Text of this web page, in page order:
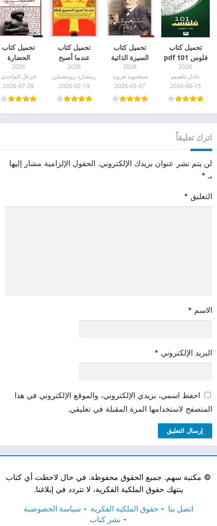
تحميل كتاب
فلوس 101 pdf
2026
عادل باهميم
2026-06-15
تحميل كتاب
السيرة الذاتية
pdf
2026
سيغموند فرويد
2026-05-07
تحميل كتاب
عندما أصبح
المسيح إلها pdf
2026
ريتشارد روبنشتاين
2026-02-19
تحميل كتاب
الحضارة
السومرية pdf
2026
خزعل الماجدي
2026-07-28
اترك تعليقاً
لن يتم نشر عنوان بريدك الإلكتروني. الحقول الإلزامية مشار إليها
بـ *
التعليق *
الاسم *
البريد الإلكتروني *
احفظ اسمي، بريدي الإلكتروني، والموقع الإلكتروني في هذا
المتصفح لاستخدامها المرة المقبلة في تعليقي.
© مكتبة سهم. جميع الحقوق محفوظة. في حال لاحظت أي كتاب
ينتهك حقوق الملكية الفكرية، لا تتردد في إبلاغنا.
اتصل بنا حقوق الملكية الفكرية
سياسة الخصوصية
نشر كتاب